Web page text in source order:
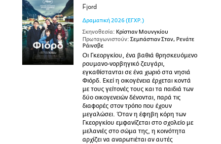
Fjord
Δραματική 2026 (ΕΓΧΡ.)
Σκηνοθεσία: Κρίστιαν Μουνγκίου
Πρωταγωνιστούν: Σεμπάστιαν Σταν, Ρενάτε
Ράινσβε
Οι Γκεοργκίου, ένα βαθιά θρησκευόμενο
ρουμανο-νορβηγικό ζευγάρι,
εγκαθίστανται σε ένα χωριό στα νησιά
Φιόρδ. Εκεί η οικογένεια έρχεται κοντά
με τους γείτονές τους και τα παιδιά των
δύο οικογενειών δένονται, παρά τις
διαφορές στον τρόπο που έχουν
μεγαλώσει. Όταν η έφηβη κόρη των
Γκεοργκίου εμφανίζεται στο σχολείο με
μελανιές στο σώμα της, η κοινότητα
αρχίζει να αναρωτιέται αν αυτές